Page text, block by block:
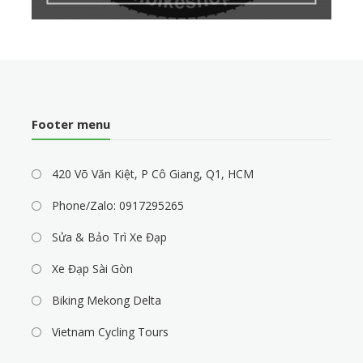
Footer menu
420 Võ Văn Kiệt, P Cô Giang, Q1, HCM
Phone/Zalo: 0917295265
Sửa & Bảo Trì Xe Đạp
Xe Đạp Sài Gòn
Biking Mekong Delta
Vietnam Cycling Tours